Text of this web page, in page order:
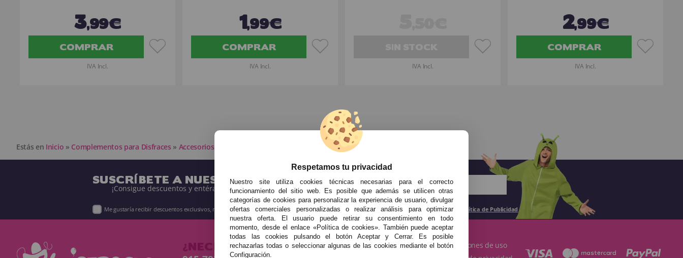
3,99€
COMPRAR
IVA Incl.
1,99€
COMPRAR
IVA Incl. IVA Incl.
2,99€
COMPRAR
IVA Incl.
Estás en Inicio » Complementos para Disfraces » Accesorios para la cabeza Disfraces Gafas para Disfraces
SUSCRÍBETE A NUESTRA NEWSLETTER
¡Consigue descuentos y entérate de todo antes que nadie!
Me gustaría recibir descuentos exclusivos, novedades y tendencias por e-mail. Puedo darme de baja cuando quiera según lo recogido en la Política de Publicidad .
¿NECESITAS AYUDA?
· Quiénes somos
· Condiciones de uso
Respetamos tu privacidad
Nuestro site utiliza cookies técnicas necesarias para el correcto
funcionamiento del sitio web. Es posible que además se utilicen otras
categorías de cookies para personalizar la experiencia de usuario, divulgar
ofertas comerciales personalizadas o realizar análisis para optimizar
nuestra oferta. El usuario puede retirar su consentimiento en todo
momento, desde el enlace «Política de cookies». También puede aceptar
todas las cookies pulsando el botón Aceptar y Cerrar. Es posible
rechazarlas todas o seleccionar algunas de las cookies mediante el botón
Configuración.